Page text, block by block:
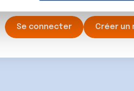
de publicité et d'analyse, qui
ont collectées lors de votre
Se connecter Créer un